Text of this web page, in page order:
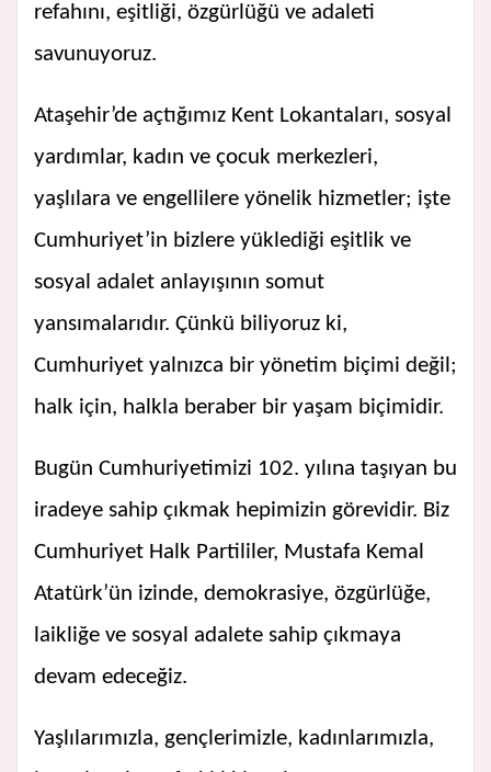
refahını, eşitliği, özgürlüğü ve adaleti
savunuyoruz.
Ataşehir’de açtığımız Kent Lokantaları, sosyal
yardımlar, kadın ve çocuk merkezleri,
yaşlılara ve engellilere yönelik hizmetler; işte
Cumhuriyet’in bizlere yüklediği eşitlik ve
sosyal adalet anlayışının somut
yansımalarıdır. Çünkü biliyoruz ki,
Cumhuriyet yalnızca bir yönetim biçimi değil;
halk için, halkla beraber bir yaşam biçimidir.
Bugün Cumhuriyetimizi 102. yılına taşıyan bu
iradeye sahip çıkmak hepimizin görevidir. Biz
Cumhuriyet Halk Partililer, Mustafa Kemal
Atatürk’ün izinde, demokrasiye, özgürlüğe,
laikliğe ve sosyal adalete sahip çıkmaya
devam edeceğiz.
Yaşlılarımızla, gençlerimizle, kadınlarımızla,